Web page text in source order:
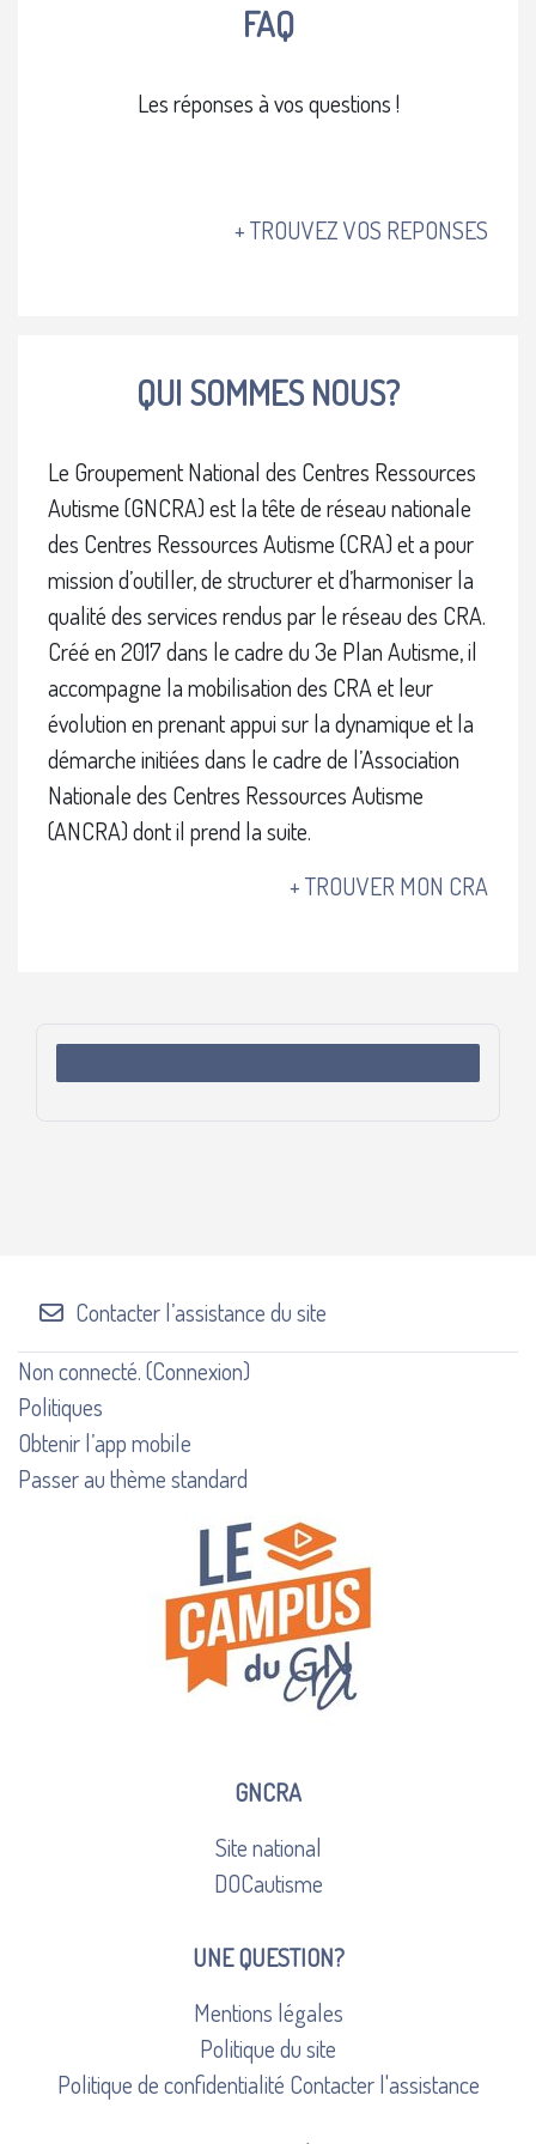
FAQ
Les réponses à vos questions !
+ TROUVEZ VOS REPONSES
QUI SOMMES NOUS?
Le Groupement National des Centres Ressources
Autisme (GNCRA) est la tête de réseau nationale
des Centres Ressources Autisme (CRA) et a pour
mission d’outiller, de structurer et d’harmoniser la
qualité des services rendus par le réseau des CRA.
Créé en 2017 dans le cadre du 3e Plan Autisme, il
accompagne la mobilisation des CRA et leur
évolution en prenant appui sur la dynamique et la
démarche initiées dans le cadre de l’Association
Nationale des Centres Ressources Autisme
(ANCRA) dont il prend la suite.
+ TROUVER MON CRA
Contacter l’assistance du site
Non connecté. (Connexion)
Politiques
Obtenir l’app mobile
Passer au thème standard
GNCRA
Site national
DOCautisme
UNE QUESTION?
Mentions légales
Politique du site
Politique de confidentialité Contacter l'assistance